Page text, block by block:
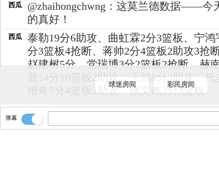
西瓜
@zhaihongchwng：这莫兰德数据——今
的真好！
西瓜
泰勒19分6助攻、曲虹霖2分3篮板、宁鸿
分3篮板4抢断、蒋帅2分4篮板2助攻3抢
赵建树5分、党瑞博3分2篮板2抢断、赫
兹14分10篮板2助攻、王旭8分3助攻、托
维奇7分4篮板2助攻、侯文杰2分3篮板
西瓜
郭艾伦22分2篮板8助攻、韩德君8分7篮
李晓旭2分6篮板、张镇麟7分2篮板2助攻
球迷房间 彩民房间
弹幕